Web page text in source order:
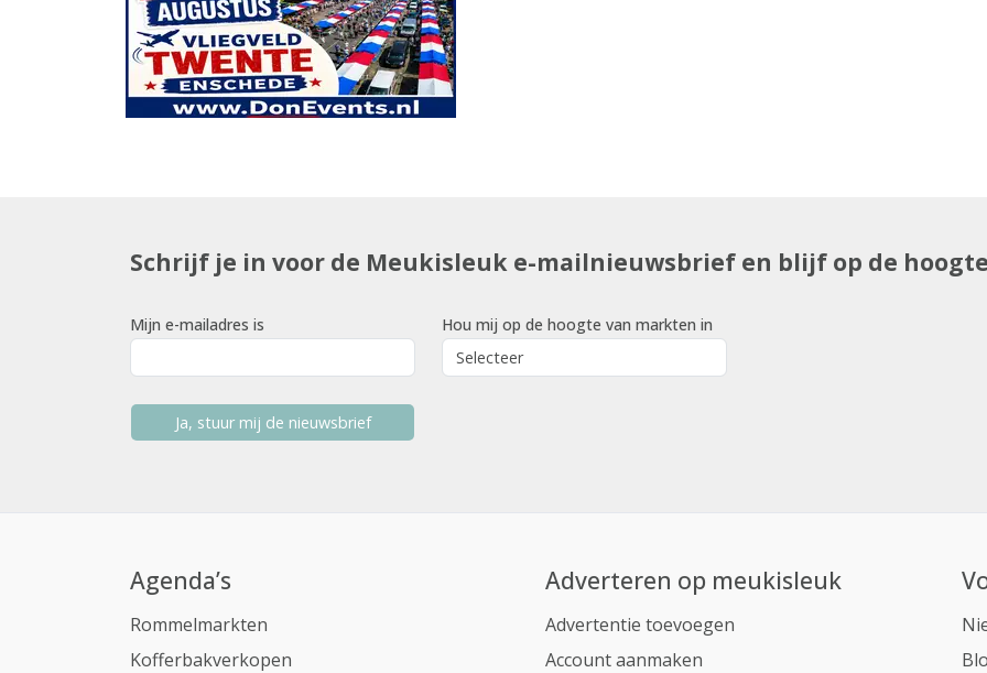
Schrijf je in voor de Meukisleuk e-mailnieuwsbrief en blijf op de
Mijn e-mailadres is Hou mij op de hoogte van markten in
Ja, stuur mij de nieuwsbrief
Agenda’s
Rommelmarkten
Kofferbakverkopen
Adverteren op meukisleuk
Advertentie toevoegen
Account aanmaken